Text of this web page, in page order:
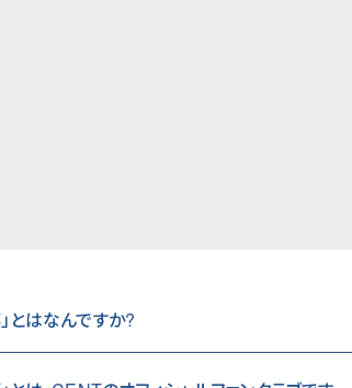
とはなんですか?